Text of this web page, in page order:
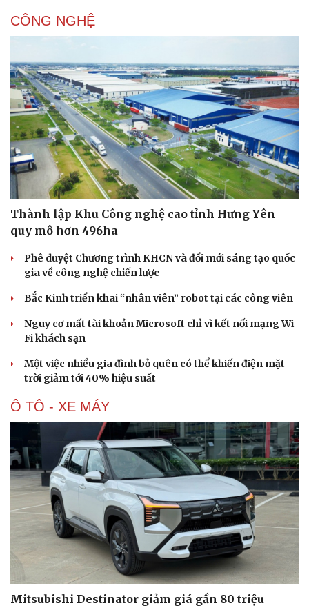
Sức khỏe
Dinh dưỡng - món ngon
Cây thuốc
Sản phụ khoa
Nhi khoa
Nam khoa
Làm đẹp - giảm cân
Phòng mạch online
Ăn sạch sống khỏe
Đời sống
Blog
Tình yêu - Gia đình
CÔNG NGHỆ
Thành lập Khu Công nghệ cao tỉnh Hưng Yên
quy mô hơn 496ha
Phê duyệt Chương trình KHCN và đổi mới sáng tạo quốc
gia về công nghệ chiến lược
Bắc Kinh triển khai “nhân viên” robot tại các công viên
Nguy cơ mất tài khoản Microsoft chỉ vì kết nối mạng Wi-
Fi khách sạn
Một việc nhiều gia đình bỏ quên có thể khiến điện mặt
trời giảm tới 40% hiệu suất
Ô TÔ - XE MÁY
Mitsubishi Destinator giảm giá gần 80 triệu